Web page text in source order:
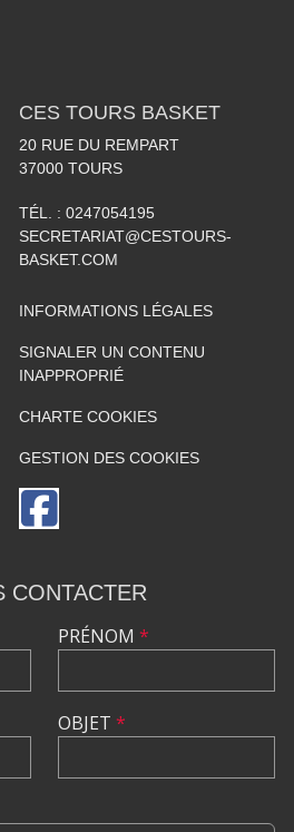
CES TOURS BASKET
20 RUE DU REMPART
37000 TOURS
TÉL. : 0247054195
SECRETARIAT@CESTOURS-
BASKET.COM
INFORMATIONS LÉGALES
SIGNALER UN CONTENU
INAPPROPRIÉ
CHARTE COOKIES
GESTION DES COOKIES
CONTACTER
PRÉNOM *
OBJET *